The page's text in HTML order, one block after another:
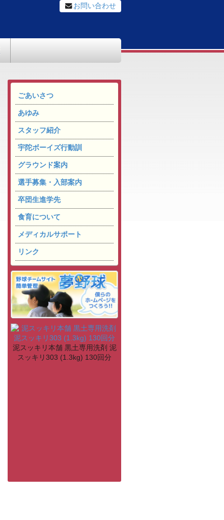
お問い合わせ
ごあいさつ
あゆみ
スタッフ紹介
宇陀ボーイズ行動訓
グラウンド案内
選手募集・入部案内
卒団生進学先
食育について
メディカルサポート
リンク
泥スッキリ本舗 黒土専用洗剤 泥
スッキリ303 (1.3kg) 130回分